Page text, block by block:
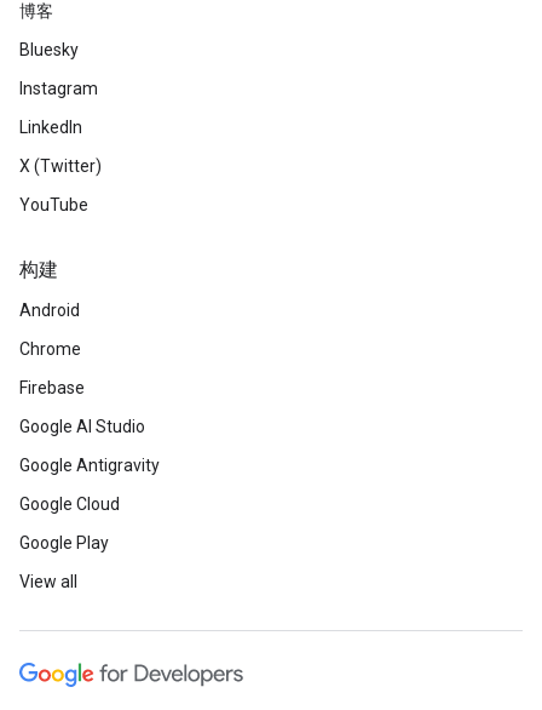
博客
Bluesky
Instagram
LinkedIn
X (Twitter)
YouTube
构建
Android
Chrome
Firebase
Google AI Studio
Google Antigravity
Google Cloud
Google Play
View all